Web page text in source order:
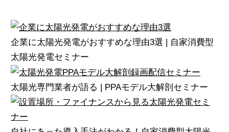
企業に太陽光発電がおすすめな理由3選 | 自家消費型
太陽光発電セミナー
太陽光専門業者が語る | PPAモデル大解剖セミナー